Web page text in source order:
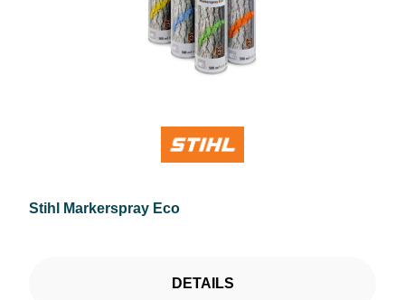
Stihl Markerspray Eco
DETAILS